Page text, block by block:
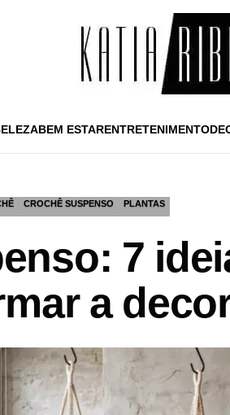
BEM ESTARENTRETENIMENTO
CROCHÊ SUSPENSO PLANTAS
7
a